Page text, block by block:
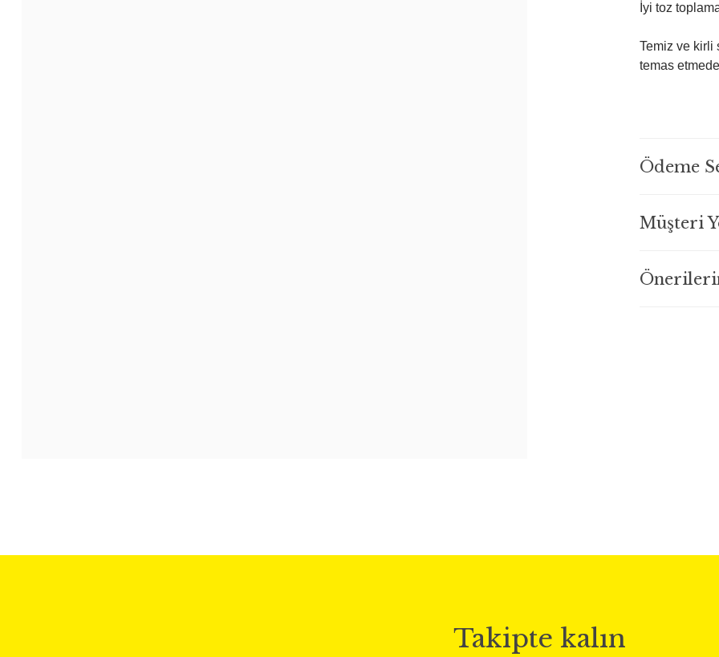
İyi toz
Temiz ve kirli
temas
Ödeme
Müşteri
Takipte kalın